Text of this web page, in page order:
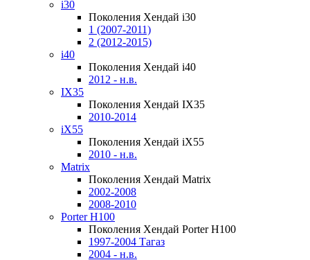
i30
Поколения Хендай i30
1 (2007-2011)
2 (2012-2015)
i40
Поколения Хендай i40
2012 - н.в.
IX35
Поколения Хендай IX35
2010-2014
iX55
Поколения Хендай iX55
2010 - н.в.
Matrix
Поколения Хендай Matrix
2002-2008
2008-2010
Porter H100
Поколения Хендай Porter H100
1997-2004 Тагаз
2004 - н.в.